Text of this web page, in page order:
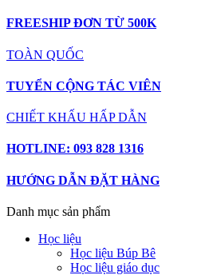
FREESHIP ĐƠN TỪ 500K
TOÀN QUỐC
TUYỂN CỘNG TÁC VIÊN
CHIẾT KHẤU HẤP DẪN
HOTLINE: 093 828 1316
HƯỚNG DẪN ĐẶT HÀNG
Danh mục sản phẩm
Học liệu
Học liệu Búp Bê
Học liệu giáo dục